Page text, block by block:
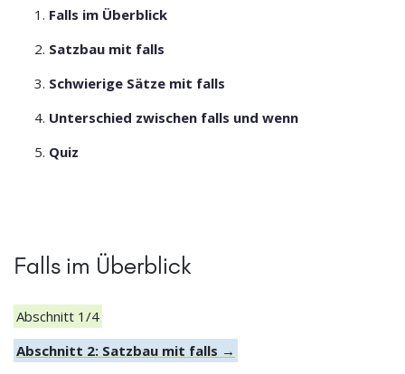
Falls im Überblick
Satzbau mit falls
Schwierige Sätze mit falls
Unterschied zwischen falls und wenn
Quiz
Falls im Überblick
Abschnitt 1/4
Abschnitt 2: Satzbau mit falls →